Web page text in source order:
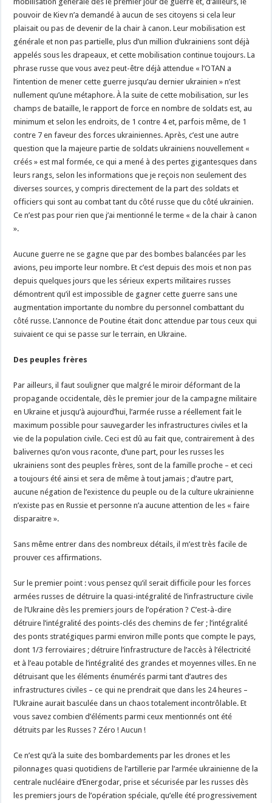
pouvoir de Kiev n’a demandé à aucun de ses citoyens si cela leur
plaisait ou pas de devenir de la chair à canon. Leur mobilisation est
générale et non pas partielle, plus d’un million d’ukrainiens sont déjà
appelés sous les drapeaux, et cette mobilisation continue toujours. La
phrase russe que vous avez peut-être déjà attendue « l’OTAN a
l’intention de mener cette guerre jusqu’au dernier ukrainien » n’est
nullement qu’une métaphore. À la suite de cette mobilisation, sur les
champs de bataille, le rapport de force en nombre de soldats est, au
minimum et selon les endroits, de 1 contre 4 et, parfois même, de 1
contre 7 en faveur des forces ukrainiennes. Après, c’est une autre
question que la majeure partie de soldats ukrainiens nouvellement «
créés » est mal formée, ce qui a mené à des pertes gigantesques dans
leurs rangs, selon les informations que je reçois non seulement des
diverses sources, y compris directement de la part des soldats et
officiers qui sont au combat tant du côté russe que du côté ukrainien.
Ce n’est pas pour rien que j’ai mentionné le terme « de la chair à canon
».
Aucune guerre ne se gagne que par des bombes balancées par les
avions, peu importe leur nombre. Et c’est depuis des mois et non pas
depuis quelques jours que les sérieux experts militaires russes
démontrent qu’il est impossible de gagner cette guerre sans une
augmentation importante du nombre du personnel combattant du
côté russe. L’annonce de Poutine était donc attendue par tous ceux qui
suivaient ce qui se passe sur le terrain, en Ukraine.
Des peuples frères
Par ailleurs, il faut souligner que malgré le miroir déformant de la
propagande occidentale, dès le premier jour de la campagne militaire
en Ukraine et jusqu’à aujourd’hui, l’armée russe a réellement fait le
maximum possible pour sauvegarder les infrastructures civiles et la
vie de la population civile. Ceci est dû au fait que, contrairement à des
balivernes qu’on vous raconte, d’une part, pour les russes les
ukrainiens sont des peuples frères, sont de la famille proche – et ceci
a toujours été ainsi et sera de même à tout jamais ; d’autre part,
aucune négation de l’existence du peuple ou de la culture ukrainienne
n’existe pas en Russie et personne n’a aucune attention de les « faire
disparaitre ».
Sans même entrer dans des nombreux détails, il m’est très facile de
prouver ces affirmations.
Sur le premier point : vous pensez qu’il serait difficile pour les forces
armées russes de détruire la quasi-intégralité de l’infrastructure civile
de l’Ukraine dès les premiers jours de l’opération ? C’est-à-dire
détruire l’intégralité des points-clés des chemins de fer ; l’intégralité
des ponts stratégiques parmi environ mille ponts que compte le pays,
dont 1/3 ferroviaires ; détruire l’infrastructure de l’accès à l’électricité
et à l’eau potable de l’intégralité des grandes et moyennes villes. En ne
détruisant que les éléments énumérés parmi tant d’autres des
infrastructures civiles – ce qui ne prendrait que dans les 24 heures –
l’Ukraine aurait basculée dans un chaos totalement incontrôlable. Et
vous savez combien d’éléments parmi ceux mentionnés ont été
détruits par les Russes ? Zéro ! Aucun !
Ce n’est qu’à la suite des bombardements par les drones et les
pilonnages quasi quotidiens de l’artillerie par l’armée ukrainienne de la
centrale nucléaire d’Energodar, prise et sécurisée par les russes dès
les premiers jours de l’opération spéciale, qu’elle été progressivement